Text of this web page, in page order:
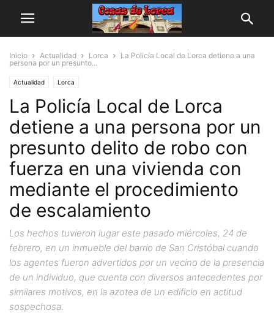
Inicio Actualidad Lorca
La Policía Local de Lorca detiene a una
persona por un presunto...
Actualidad Lorca
La Policía Local de Lorca
detiene a una persona por un
presunto delito de robo con
fuerza en una vivienda con
mediante el procedimiento
de escalamiento
Los hechos tuvieron lugar este pasado miércoles, 24 de
febrero, en un inmueble del barrio de San Cristóbal cuando
los agentes fueron advertidos por un vecino de la presencia
de un individuo, que cuenta con diversos antecedentes por
similares motivos, en la azotea de un edificio en actitud
sospechosa.